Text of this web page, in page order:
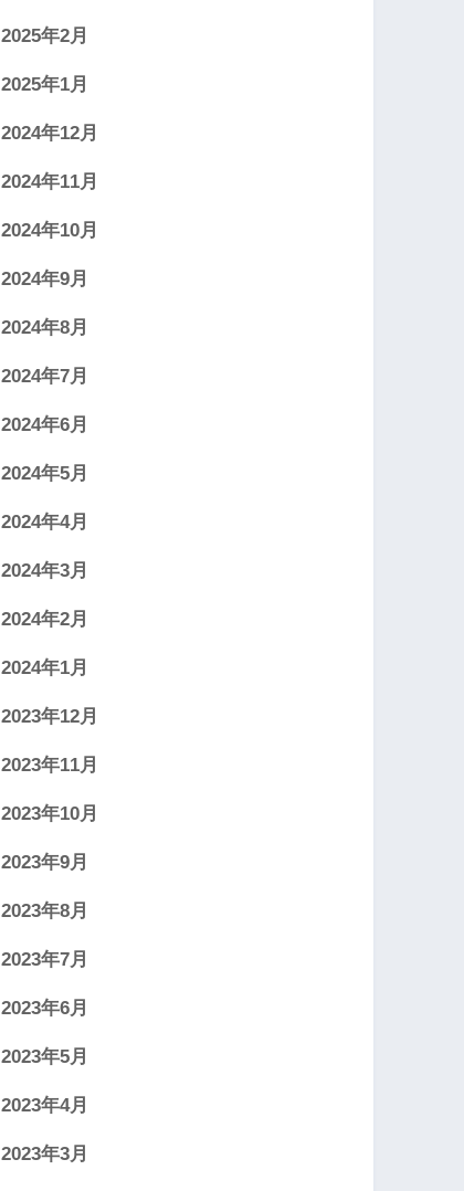
2025年2月
2025年1月
2024年12月
2024年11月
2024年10月
2024年9月
2024年8月
2024年7月
2024年6月
2024年5月
2024年4月
2024年3月
2024年2月
2024年1月
2023年12月
2023年11月
2023年10月
2023年9月
2023年8月
2023年7月
2023年6月
2023年5月
2023年4月
2023年3月